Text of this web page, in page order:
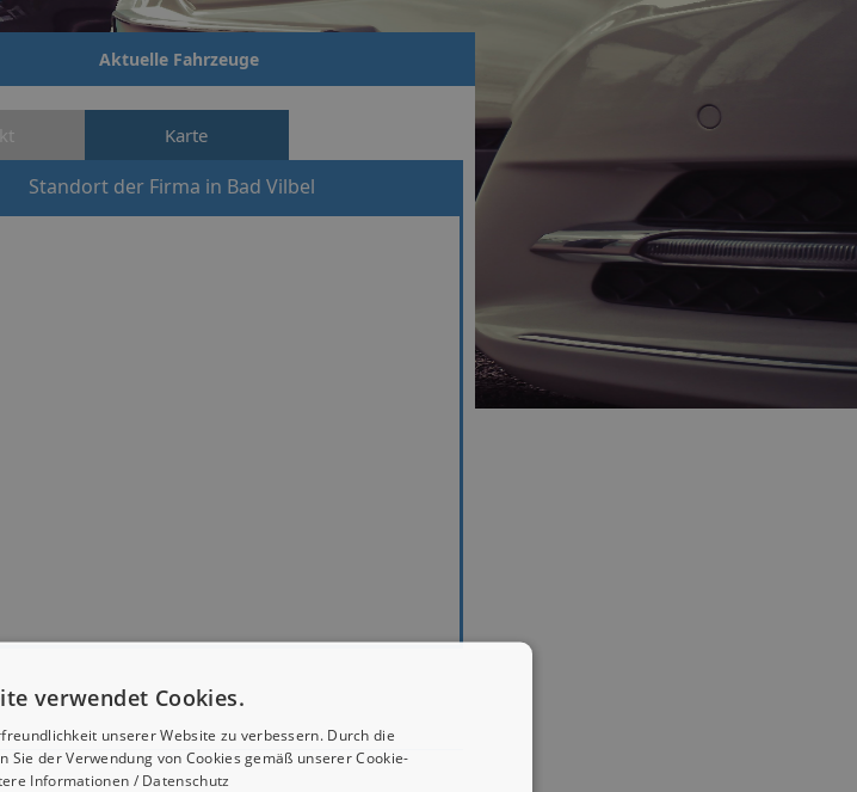
Aktuelle Fahrzeuge
Karte
Standort der Firma in Bad Vilbel
verwendet Cookies.
unserer Website zu verbessern. Durch die
der Verwendung von Cookies gemäß unserer Cookie-
Informationen / Datenschutz